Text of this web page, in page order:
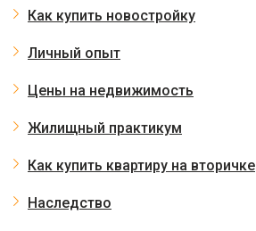
Как купить новостройку
Личный опыт
Цены на недвижимость
Жилищный практикум
Как купить квартиру на вторичке
Наследство